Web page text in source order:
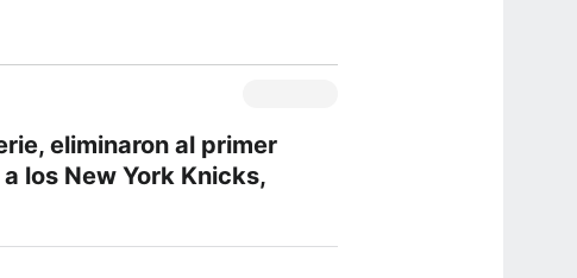
eliminaron al primer
los New York Knicks,